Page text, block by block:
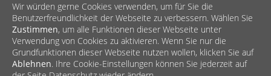
Wir würden gerne Cookies verwenden, um für Sie die
Benutzerfreundlichkeit der Webseite zu verbessern. Wählen Sie
Zustimmen, um alle Funktionen dieser Webseite unter
Verwendung von Cookies zu aktivieren. Wenn Sie nur die
Grundfunktionen dieser Webseite nutzen wollen, klicken Sie auf
Ablehnen. Ihre Cookie-Einstellungen können Sie jederzeit auf
© Diözesan-Caritasverband für das Erzbistum Köln e.V.